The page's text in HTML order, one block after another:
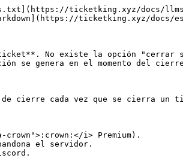
ticketking.xyz/docs/
ticketking.xyz/docs/
No existe la opción "cerrar
se genera en el momento del
cierre cada vez que se cierra un
i> Premium).
el servidor.